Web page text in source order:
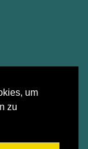
um
zu